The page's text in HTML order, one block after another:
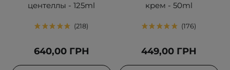
центеллы - 125ml
218
640,00 ГРН
крем - 50ml
176
449,00 ГРН